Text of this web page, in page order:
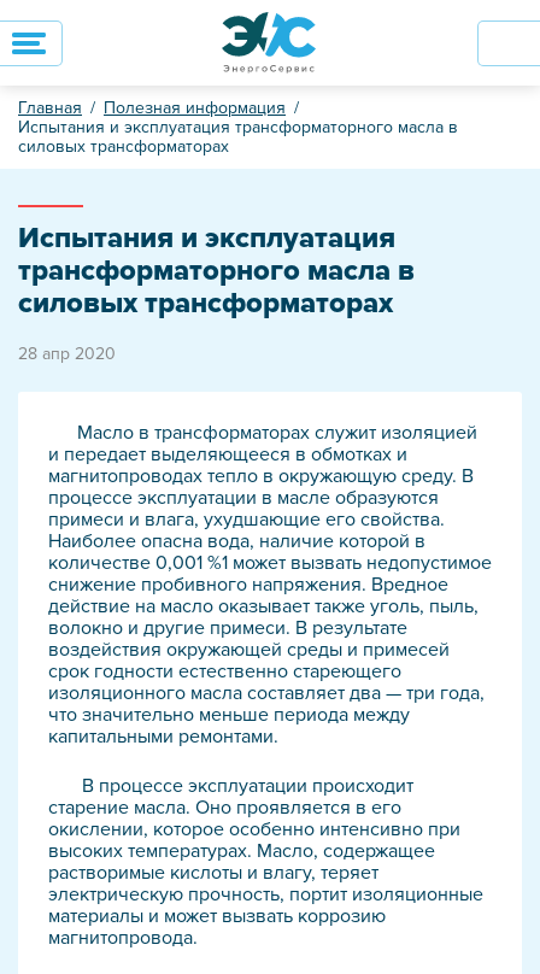
Главная
Полезная информация
Испытания и эксплуатация трансформаторного масла в
силовых трансформаторах
Испытания и эксплуатация
трансформаторного масла в
силовых трансформаторах
28 апр 2020
Масло в трансформаторах служит изоляцией
и передает выделяющееся в обмотках и
магнитопроводах тепло в окружающую среду. В
процессе эксплуатации в масле образуются
примеси и влага, ухудшающие его свойства.
Наиболее опасна вода, наличие которой в
количестве 0,001 %1 может вызвать недопустимое
снижение пробивного напряжения. Вредное
действие на масло оказывает также уголь, пыль,
волокно и другие примеси. В результате
воздействия окружающей среды и примесей
срок годности естественно стареющего
изоляционного масла составляет два — три года,
что значительно меньше периода между
капитальными ремонтами.
В процессе эксплуатации происходит
старение масла. Оно проявляется в его
окислении, которое особенно интенсивно при
высоких температурах. Масло, содержащее
растворимые кислоты и влагу, теряет
электрическую прочность, портит изоляционные
материалы и может вызвать коррозию
магнитопровода.